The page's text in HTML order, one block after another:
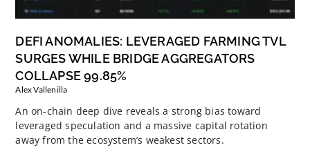
DEFI ANOMALIES: LEVERAGED FARMING TVL
SURGES WHILE BRIDGE AGGREGATORS
COLLAPSE 99.85%
Alex Vallenilla
An on-chain deep dive reveals a strong bias toward
leveraged speculation and a massive capital rotation
away from the ecosystem’s weakest sectors.